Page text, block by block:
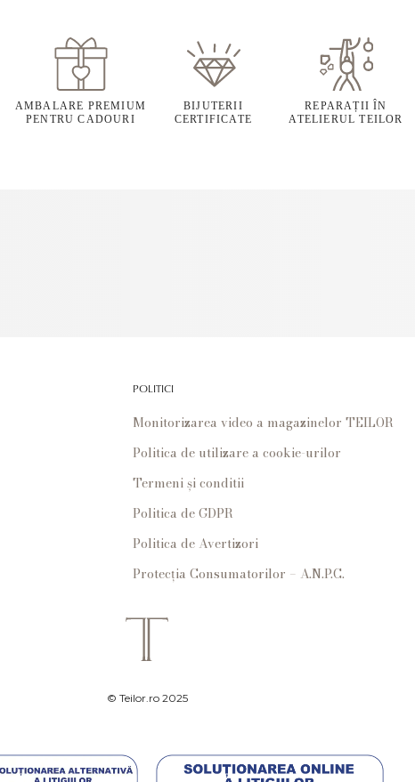
AMBALARE PREMIUM
PENTRU CADOURI
BIJUTERII
CERTIFICATE
REPARAȚII ÎN
ATELIERUL TEILOR
POLITICI
Monitorizarea video a magazinelor TEILOR
Politica de utilizare a cookie-urilor
Termeni și conditii
Politica de GDPR
Politica de Avertizori
Protecția Consumatorilor – A.N.P.C.
© Teilor.ro 2025